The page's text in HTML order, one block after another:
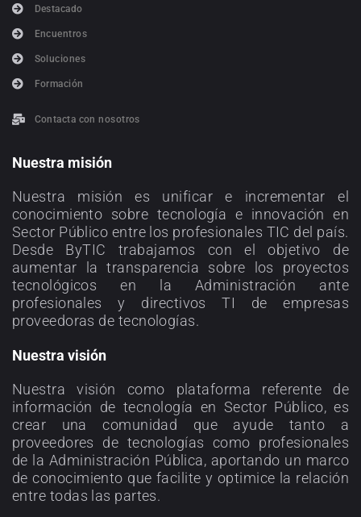
Destacado
Encuentros
Soluciones
Formación
Contacta con nosotros
Nuestra misión
Nuestra misión es unificar e incrementar el
conocimiento sobre tecnología e innovación en
Sector Público entre los profesionales TIC del país.
Desde ByTIC trabajamos con el objetivo de
aumentar la transparencia sobre los proyectos
tecnológicos en la Administración ante
profesionales y directivos TI de empresas
proveedoras de tecnologías.
Nuestra visión
Nuestra visión como plataforma referente de
información de tecnología en Sector Público, es
crear una comunidad que ayude tanto a
proveedores de tecnologías como profesionales
de la Administración Pública, aportando un marco
de conocimiento que facilite y optimice la relación
entre todas las partes.